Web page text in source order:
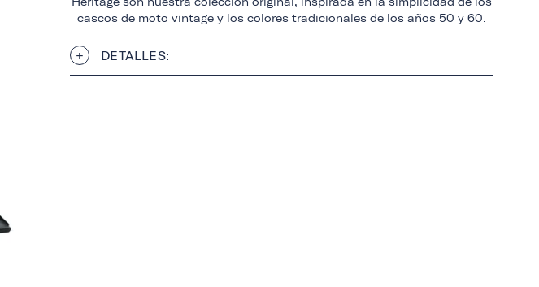
cascos de moto vintage y los colores tradicionales de los años 50 y 60.
DETALLES: